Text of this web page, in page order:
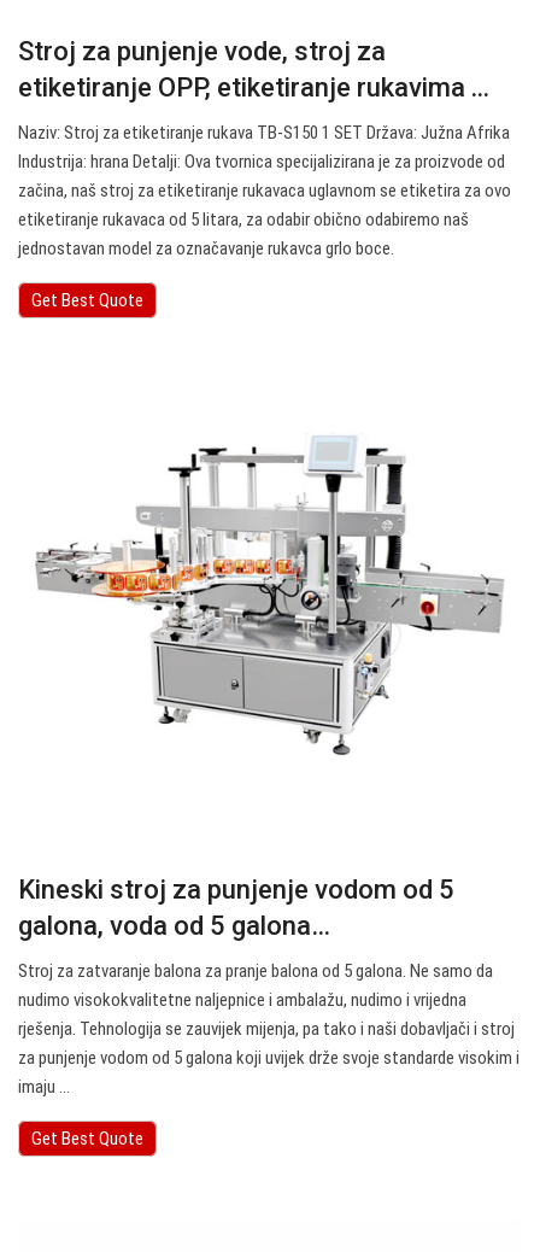
Stroj za punjenje vode, stroj za
etiketiranje OPP, etiketiranje rukavima ...
Naziv: Stroj za etiketiranje rukava TB-S150 1 SET Država: Južna Afrika
Industrija: hrana Detalji: Ova tvornica specijalizirana je za proizvode od
začina, naš stroj za etiketiranje rukavaca uglavnom se etiketira za ovo
etiketiranje rukavaca od 5 litara, za odabir obično odabiremo naš
jednostavan model za označavanje rukavca grlo boce.
Get Best Quote
Kineski stroj za punjenje vodom od 5
galona, voda od 5 galona…
Stroj za zatvaranje balona za pranje balona od 5 galona. Ne samo da
nudimo visokokvalitetne naljepnice i ambalažu, nudimo i vrijedna
rješenja. Tehnologija se zauvijek mijenja, pa tako i naši dobavljači i stroj
za punjenje vodom od 5 galona koji uvijek drže svoje standarde visokim i
imaju ...
Get Best Quote